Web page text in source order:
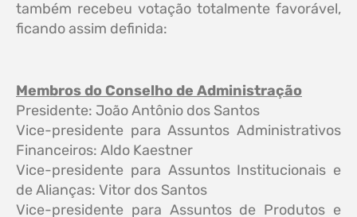
também recebeu votação totalmente favorável,
ficando assim definida:
Membros do Conselho de Administração
Presidente: João Antônio dos Santos
Vice-presidente para Assuntos Administrativos
Financeiros: Aldo Kaestner
Vice-presidente para Assuntos Institucionais e
de Alianças: Vitor dos Santos
Vice-presidente para Assuntos de Produtos e